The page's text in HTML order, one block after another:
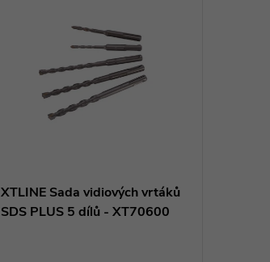
XTLINE Sada vidiových vrtáků
SDS PLUS 5 dílů - XT70600